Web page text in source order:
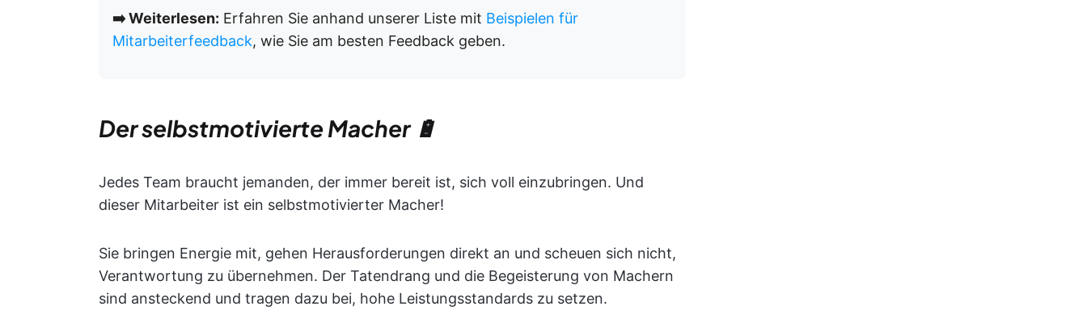
➡️ Weiterlesen: Erfahren Sie anhand unserer Liste mit Beispielen für
Mitarbeiterfeedback, wie Sie am besten Feedback geben.
Der selbstmotivierte Macher 🔋
Jedes Team braucht jemanden, der immer bereit ist, sich voll einzubringen. Und
dieser Mitarbeiter ist ein selbstmotivierter Macher!
Sie bringen Energie mit, gehen Herausforderungen direkt an und scheuen sich nicht,
Verantwortung zu übernehmen. Der Tatendrang und die Begeisterung von Machern
sind ansteckend und tragen dazu bei, hohe Leistungsstandards zu setzen.